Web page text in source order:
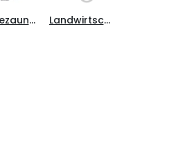
Weidezaun-Shop Landwirtschaft